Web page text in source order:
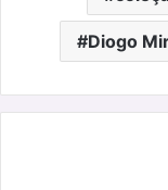
Diogo